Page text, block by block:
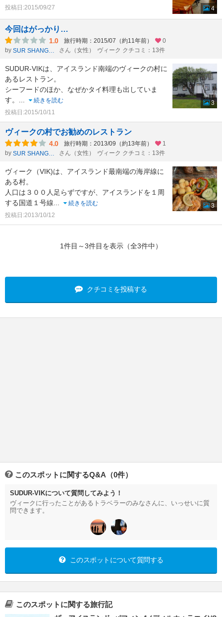
投稿日:2015/09/27
4
今回はがっかり…
1.0 旅行時期：2015/07（約11年前）
0
by
SUR SHANGHAI さん（女性） ヴィーク クチコミ：13件
SUDUR-VIKは、アイスランド南端のヴィークの村に
あるレストラン。
シーフードのほか、なぜかタイ料理も出していま
す。 ...
続きを読む
投稿日:2015/10/11
3
ヴィークの村でお勧めのレストラン
4.0 旅行時期：2013/09（約13年前）
1
by
SUR SHANGHAI さん（女性） ヴィーク クチコミ：13件
ヴィーク（VIK)は、アイスランド最南端の海岸線に
ある村。
人口は３００人足らずですが、アイスランドを１周
する国道１号線...
続きを読む
投稿日:2013/10/12
3
1件目～3件目を表示（全3件中）
クチコミを投稿する
このスポットに関するQ&A（0件）
SUDUR-VIKについて質問してみよう！
ヴィークに行ったことがあるトラベラーのみなさんに、いっせいに質
問できます。
このスポットについて質問する
このスポットに関する旅行記